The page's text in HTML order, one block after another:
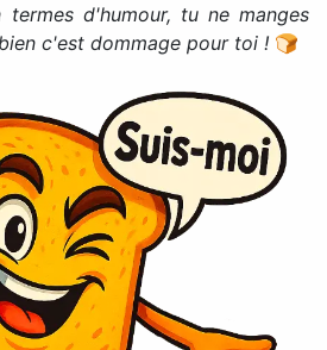
d'humour, tu ne manges
c'est dommage pour toi ! 🍞